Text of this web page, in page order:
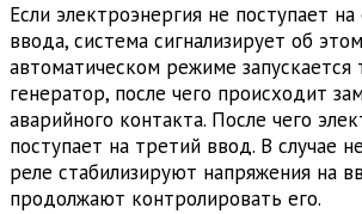
Если электроэнергия не поступает
ввода, система сигнализирует об
автоматическом режиме запускается
генератор, после чего происходит
аварийного контакта. После чего
поступает на третий ввод. В случае
реле стабилизируют напряжения на
продолжают контролировать его.